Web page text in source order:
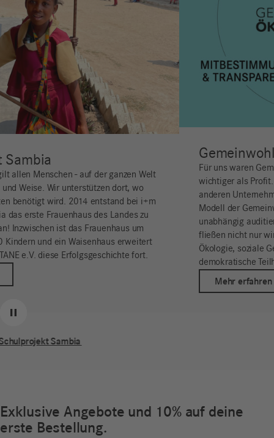
Gemeinwohlökonomie
Für uns waren Gemeinwohl und Nachhaltigkeit schon immer
wichtiger als Profit. Zusammen mit inzwischen über 1.000
anderen Unternehmen verfolgen wir diesen Ansatz mit dem
Modell der Gemeinwohlökonomie (GWÖ) und haben eine
unabhängig auditierte Gemeinwohlbilanz erstellt. In diese
fließen nicht nur wirtschaftliche Aspekte ein, sondern auch
Ökologie, soziale Gerechtigkeit sowie Transparenz und
demokratische Teilhabe.
Zurück
Weiter
Pause
Exklusive Angebote und 10% auf deine
erste Bestellung.